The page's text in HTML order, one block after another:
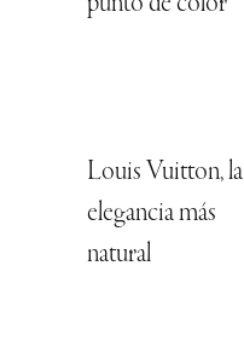
Louis Vuitton, la
elegancia más
natural